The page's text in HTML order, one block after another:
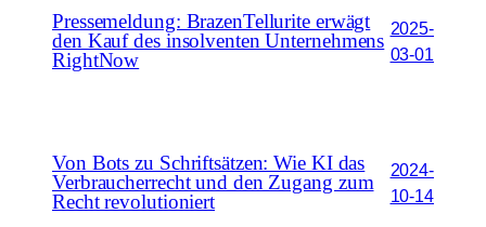
Pressemeldung: BrazenTellurite erwägt
den Kauf des insolventen Unternehmens
RightNow
2025-
03-01
Von Bots zu Schriftsätzen: Wie KI das
Verbraucherrecht und den Zugang zum
Recht revolutioniert
2024-
10-14